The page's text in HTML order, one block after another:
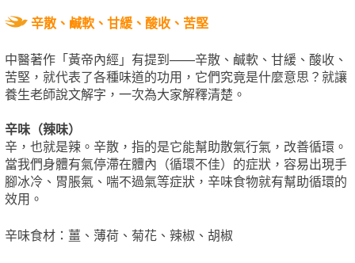
辛散、鹹軟、甘緩、酸收、苦堅
中醫著作「黃帝內經」有提到——辛散、鹹軟、甘緩、酸收、
苦堅，就代表了各種味道的功用，它們究竟是什麼意思？就讓
養生老師說文解字，一次為大家解釋清楚。
辛味（辣味）
辛，也就是辣。辛散，指的是它能幫助散氣行氣，改善循環。
當我們身體有氣停滯在體內（循環不佳）的症狀，容易出現手
腳冰冷、胃脹氣、喘不過氣等症狀，辛味食物就有幫助循環的
效用。
辛味食材：薑、薄荷、菊花、辣椒、胡椒